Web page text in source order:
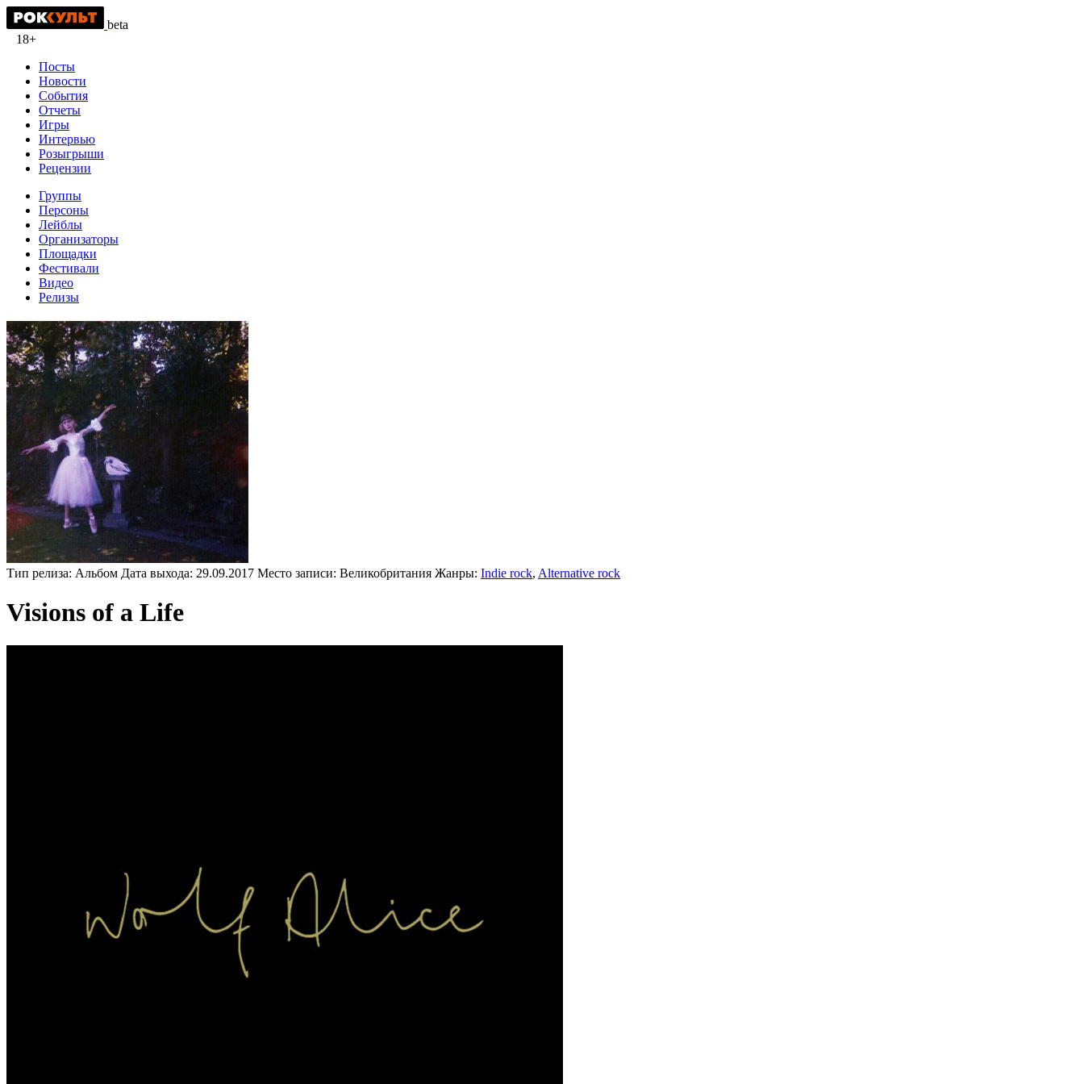
beta
18+
Посты
Новости
События
Отчеты
Игры
Интервью
Розыгрыши
Рецензии
Группы
Персоны
Лейблы
Организаторы
Площадки
Фестивали
Видео
Релизы
Тип релиза: Альбом Дата выхода: 29.09.2017 Место записи: Великобритания Жанры: Indie rock, Alternative rock
Visions of a Life